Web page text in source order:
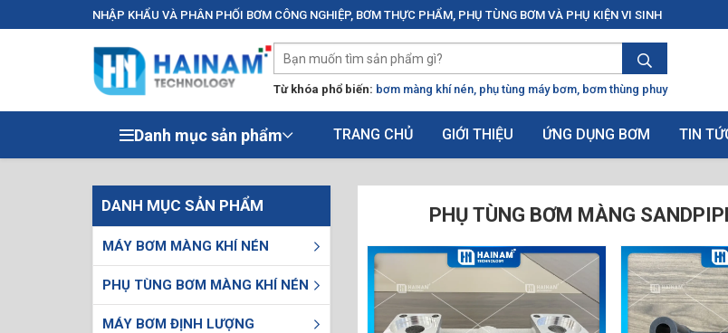
NHẬP KHẨU VÀ PHÂN PHỐI BƠM CÔNG NGHIỆP, BƠM THỰC PHẨM, PHỤ TÙNG BƠM VÀ PHỤ KIỆN VI SINH
Từ khóa phổ biến: bơm màng khí nén phụ tùng máy bơm bơm thùng phuy
Danh mục sản phẩm TRANG CHỦ GIỚI THIỆU ỨNG DỤNG BƠM TIN
DANH MỤC SẢN PHẨM
MÁY BƠM MÀNG KHÍ NÉN
PHỤ TÙNG BƠM MÀNG KHÍ NÉN
MÁY BƠM ĐỊNH LƯỢNG
PHỤ TÙNG BƠM MÀNG